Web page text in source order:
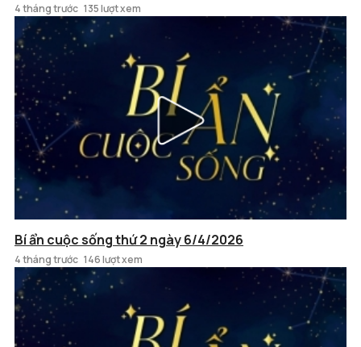
4 tháng trước 135 lượt xem
Bí ẩn cuộc sống thứ 2 ngày 6/4/2026
4 tháng trước 146 lượt xem